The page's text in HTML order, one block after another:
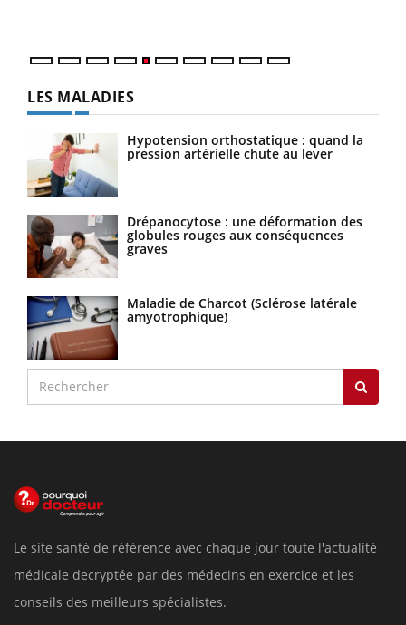
LES MALADIES
Hypotension orthostatique : quand la
pression artérielle chute au lever
Drépanocytose : une déformation des
globules rouges aux conséquences
graves
Maladie de Charcot (Sclérose latérale
amyotrophique)
Le site santé de référence avec chaque jour toute l'actualité
médicale decryptée par des médecins en exercice et les
conseils des meilleurs spécialistes.